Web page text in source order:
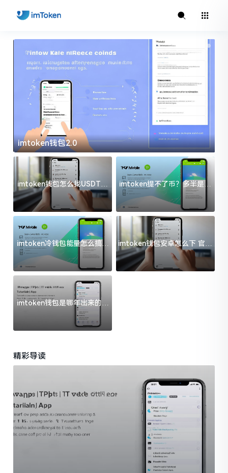
imtoken钱包2.0
imtoken钱包怎么找USDT地
址？三步搞定不踩坑
imtoken提不了币？多半是这
几件事没处理好
imtoken冷钱包能量怎么搞？
过来人告诉你门道
imtoken钱包安卓怎么下 官方
渠道避坑指南
imtoken钱包是哪年出来的？
一文给你说清楚
精彩导读